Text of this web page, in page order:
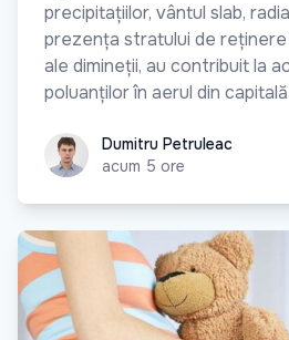
precipitațiilor, vântul slab,
prezența stratului de
ale dimineții, au contribuit la
poluanților în aerul din
Dumitru Petruleac
Dumitru Petruleac
acum 5 ore